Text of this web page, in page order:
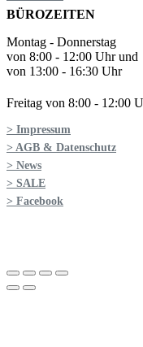
BÜROZEITEN
Montag - Donnerstag
von 8:00 - 12:00 Uhr und
von 13:00 - 16:30 Uhr
Freitag von 8:00 - 12:00
> Impressum
> AGB & Datenschutz
> News
> SALE
> Facebook